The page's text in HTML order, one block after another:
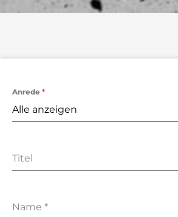
Anrede *
Alle anzeigen
Titel
Name *